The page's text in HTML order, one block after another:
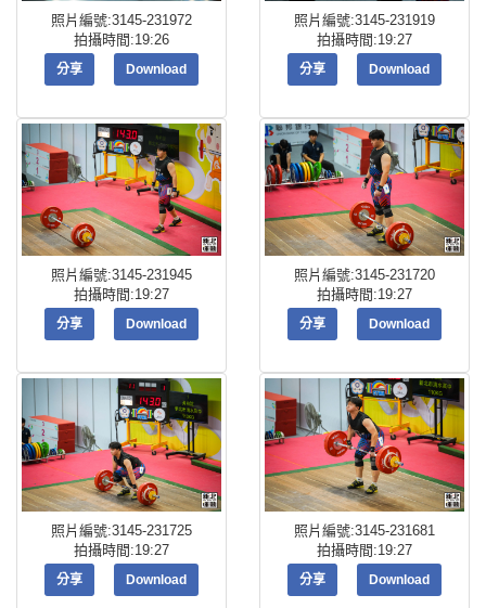
照片編號:3145-231972
拍攝時間:19:26
分享 Download
照片編號:3145-231919
拍攝時間:19:27
分享 Download
照片編號:3145-231945
拍攝時間:19:27
分享 Download
照片編號:3145-231720
拍攝時間:19:27
分享 Download
照片編號:3145-231725
拍攝時間:19:27
分享 Download
照片編號:3145-231681
拍攝時間:19:27
分享 Download